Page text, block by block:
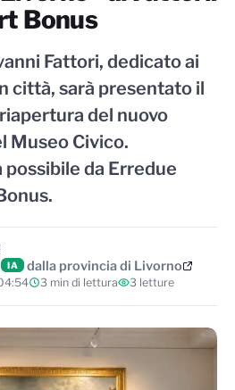
Bonus
Fattori, dedicato ai
città, sarà presentato il
del nuovo
Museo Civico.
possibile da Erredue
IA dalla provincia di Livorno
3 min di lettura 3 letture